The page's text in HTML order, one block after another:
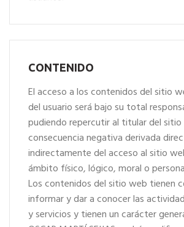
CONTENIDO
El acceso a los contenidos del sitio
del usuario será bajo su total
pudiendo repercutir al titular del
consecuencia negativa derivada
indirectamente del acceso al sitio
ámbito físico, lógico, moral o
Los contenidos del sitio web tienen
informar y dar a conocer las
y servicios y tienen un carácter